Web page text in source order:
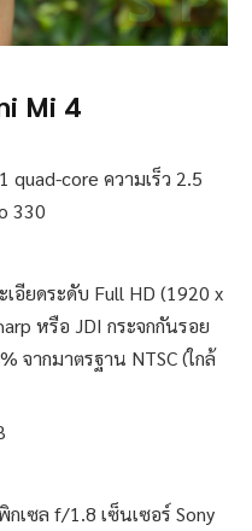
Mi 4
quad-core ความเร็ว 2.5
330
อียดระดับ Full HD (1920 x
หรือ JDI กระจกกันรอย
จากมาตรฐาน NTSC (ใกล้
เซล f/1.8 เซ็นเซอร์ Sony